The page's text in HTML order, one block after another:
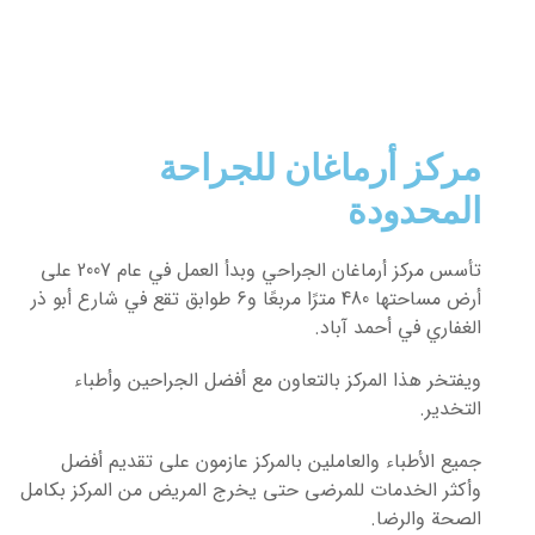
مركز أرماغان للجراحة
المحدودة
تأسس مركز أرماغان الجراحي وبدأ العمل في عام 2007 على
أرض مساحتها 480 مترًا مربعًا و6 طوابق تقع في شارع أبو ذر
الغفاري في أحمد آباد.
ويفتخر هذا المركز بالتعاون مع أفضل الجراحين وأطباء
التخدير.
جميع الأطباء والعاملين بالمركز عازمون على تقديم أفضل
وأكثر الخدمات للمرضى حتى يخرج المريض من المركز بكامل
الصحة والرضا.